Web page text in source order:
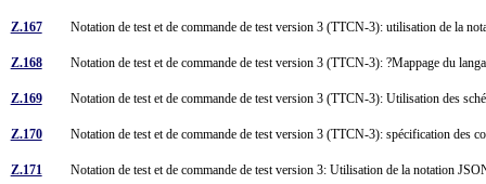
Z.167 Notation de test et de commande de test version 3 (TTCN-3): utilisation de la
Z.168 Notation de test et de commande de test version 3 (TTCN-3): ?Mappage du
Z.169 Notation de test et de commande de test version 3 (TTCN-3): Utilisation des
Z.170 Notation de test et de commande de test version 3 (TTCN-3): spécification des
Z.171 Notation de test et de commande de test version 3: Utilisation de la notation